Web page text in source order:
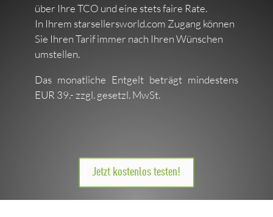
über Ihre TCO und eine stets faire Rate.
In Ihrem starsellersworld.com Zugang können
Sie Ihren Tarif immer nach Ihren Wünschen
umstellen.
Das monatliche Entgelt beträgt mindestens
EUR 39.- zzgl. gesetzl. MwSt.
Jetzt kostenlos testen!